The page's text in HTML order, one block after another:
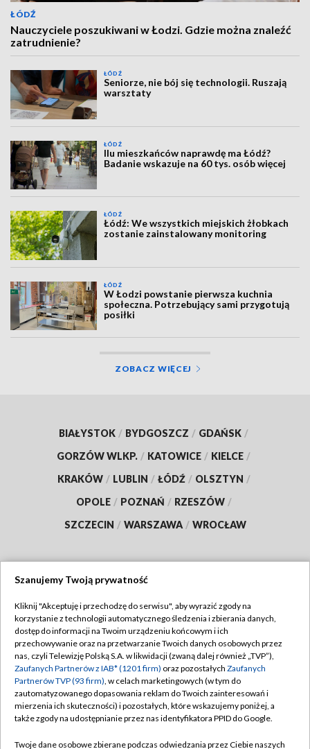
ŁÓDŹ
Nauczyciele poszukiwani w Łodzi. Gdzie można znaleźć
zatrudnienie?
ŁÓDŹ
Seniorze, nie bój się technologii. Ruszają
warsztaty
ŁÓDŹ
Ilu mieszkańców naprawdę ma Łódź?
Badanie wskazuje na 60 tys. osób więcej
ŁÓDŹ
Łódź: We wszystkich miejskich żłobkach
zostanie zainstalowany monitoring
ŁÓDŹ
W Łodzi powstanie pierwsza kuchnia
społeczna. Potrzebujący sami przygotują
posiłki
ZOBACZ WIĘCEJ
BIAŁYSTOK / BYDGOSZCZ / GDAŃSK /
GORZÓW WLKP. / KATOWICE / KIELCE /
KRAKÓW / LUBLIN / ŁÓDŹ / OLSZTYN /
OPOLE / POZNAŃ / RZESZÓW /
SZCZECIN / WARSZAWA / WROCŁAW
TVP
Abonament TVP
Emisja w TVP
Centrum informacji TVP
Naziemna Telewizja Cyfrowa
Regulamin TVP
Polityka prywatności
Moje zgody
Pomoc
Szanujemy Twoją prywatność
Kliknij "Akceptuję i przechodzę do serwisu", aby wyrazić zgody na
korzystanie z technologii automatycznego śledzenia i zbierania danych,
dostęp do informacji na Twoim urządzeniu końcowym i ich
przechowywanie oraz na przetwarzanie Twoich danych osobowych przez
nas, czyli Telewizję Polską S.A. w likwidacji (zwaną dalej również „TVP”),
Zaufanych Partnerów z IAB* (1201 firm) oraz pozostałych Zaufanych
Partnerów TVP (93 firm), w celach marketingowych (w tym do
zautomatyzowanego dopasowania reklam do Twoich zainteresowań i
mierzenia ich skuteczności) i pozostałych, które wskazujemy poniżej, a
także zgody na udostępnianie przez nas identyfikatora PPID do Google.
Twoje dane osobowe zbierane podczas odwiedzania przez Ciebie naszych